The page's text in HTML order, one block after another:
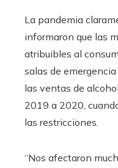
La pandemia
informaron que las
atribuibles al
salas de
las ventas de
2019 a 2020,
las restricciones.
“Nos afectaron